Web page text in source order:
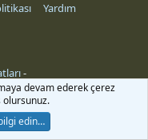
Yardım
-
devam ederek çerez
olursunuz.
edin…